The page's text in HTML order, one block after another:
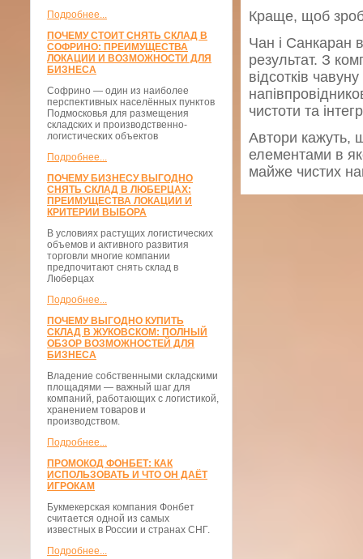
Подробнее...
ПОЧЕМУ СТОИТ СНЯТЬ СКЛАД В
СОФРИНО: ПРЕИМУЩЕСТВА
ЛОКАЦИИ И ВОЗМОЖНОСТИ ДЛЯ
БИЗНЕСА
Софрино — один из наиболее
перспективных населённых пунктов
Подмосковья для размещения
складских и производственно-
логистических объектов
Подробнее...
ПОЧЕМУ БИЗНЕСУ ВЫГОДНО
СНЯТЬ СКЛАД В ЛЮБЕРЦАХ:
ПРЕИМУЩЕСТВА ЛОКАЦИИ И
КРИТЕРИИ ВЫБОРА
В условиях растущих логистических
объемов и активного развития
торговли многие компании
предпочитают снять склад в
Люберцах
Подробнее...
ПОЧЕМУ ВЫГОДНО КУПИТЬ
СКЛАД В ЖУКОВСКОМ: ПОЛНЫЙ
ОБЗОР ВОЗМОЖНОСТЕЙ ДЛЯ
БИЗНЕСА
Владение собственными складскими
площадями — важный шаг для
компаний, работающих с логистикой,
хранением товаров и
производством.
Подробнее...
ПРОМОКОД ФОНБЕТ: КАК
ИСПОЛЬЗОВАТЬ И ЧТО ОН ДАЁТ
ИГРОКАМ
Букмекерская компания Фонбет
считается одной из самых
известных в России и странах СНГ.
Подробнее...
Краще, щоб
Чан і Санкаран
результат. З
відсотків
чистоти та
Автори кажуть,
елементами в
майже чистих